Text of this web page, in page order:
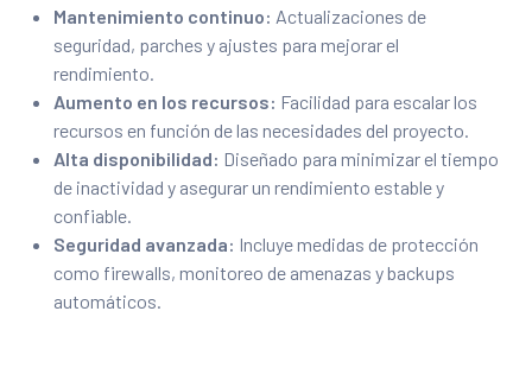
Mantenimiento continuo: Actualizaciones de
seguridad, parches y ajustes para mejorar el
rendimiento.
Aumento en los recursos: Facilidad para escalar los
recursos en función de las necesidades del proyecto.
Alta disponibilidad: Diseñado para minimizar el tiempo
de inactividad y asegurar un rendimiento estable y
confiable.
Seguridad avanzada: Incluye medidas de protección
como firewalls, monitoreo de amenazas y backups
automáticos.